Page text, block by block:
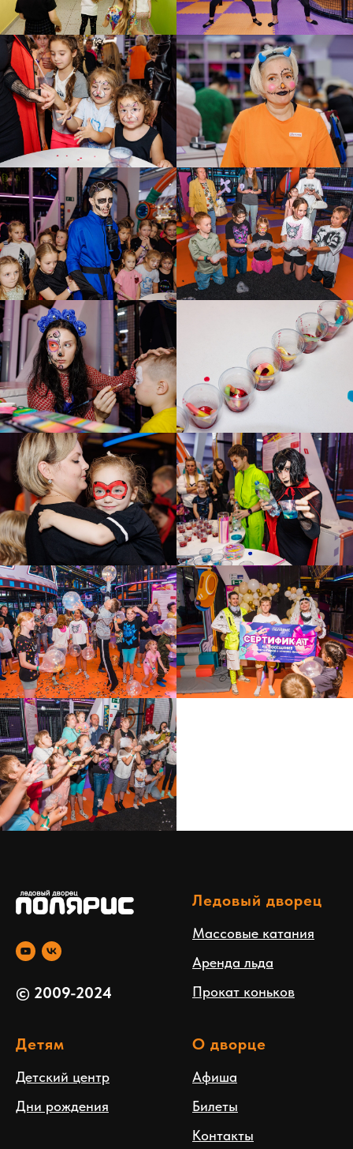
© 2009-2024
Ледовый дворец
Массовые катания
Аренда льда
Прокат коньков
Детям
Детский центр
Дни рождения
О дворце
Афиша
Билеты
Контакты